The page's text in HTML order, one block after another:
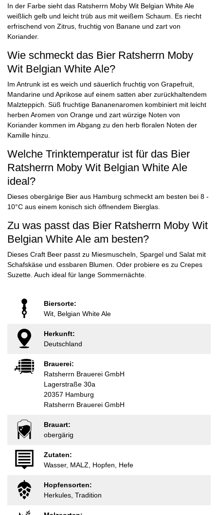
In der Farbe sieht das Ratsherrn Moby Wit Belgian White Ale
weißlich gelb und leicht trüb aus mit weißem Schaum. Es riecht
erfrischend von Zitrus, fruchtig von Banane und zart von
Koriander.
Wie schmeckt das Bier Ratsherrn Moby
Wit Belgian White Ale?
Im Antrunk ist es weich und säuerlich fruchtig von Grapefruit,
Mandarine und Aprikose auf einem satten aber zurückhaltendem
Malzteppich. Süß fruchtige Bananenaromen kombiniert mit leicht
herben Aromen von Orange und zart würzige Noten von
Koriander kommen im Abgang zu den herb floralen Noten der
Kamille hinzu.
Welche Trinktemperatur ist für das Bier
Ratsherrn Moby Wit Belgian White Ale
ideal?
Dieses obergärige Bier aus Hamburg schmeckt am besten bei 8 -
10°C aus einem konisch sich öffnendem Bierglas.
Zu was passt das Bier Ratsherrn Moby Wit
Belgian White Ale am besten?
Dieses Craft Beer passt zu Miesmuscheln, Spargel und Salat mit
Schafskäse und essbaren Blumen. Oder probiere es zu Crepes
Suzette. Auch ideal für lange Sommernächte.
Biersorte:
Wit, Belgian White Ale
Herkunft:
Deutschland
Brauerei:
Ratsherrn Brauerei GmbH
Lagerstraße 30a
20357 Hamburg
Ratsherrn Brauerei GmbH
Brauart:
obergärig
Zutaten:
Wasser, MALZ, Hopfen, Hefe
Hopfensorten:
Herkules, Tradition